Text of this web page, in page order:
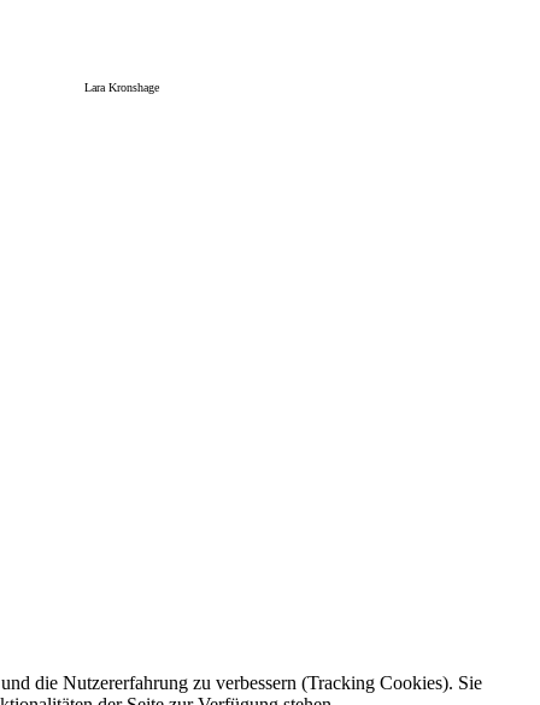
Lara Kronshage
die Nutzererfahrung zu verbessern (Tracking Cookies). Sie